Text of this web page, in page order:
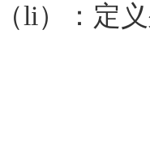
li）：定